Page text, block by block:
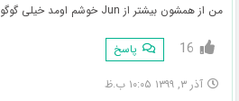
من از همشون بیشتر از Jun خوشم اومد خیلی گوگولیه???
16 پاسخ
آذر ۳, ۱۳۹۹ ۱۰:۰۵ ب.ظ